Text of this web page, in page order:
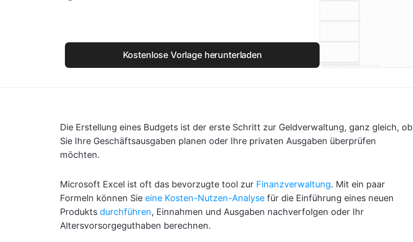
Kostenlose Vorlage herunterladen
Die Erstellung eines Budgets ist der erste Schritt zur Geldverwaltung, ganz gleich, ob
Sie Ihre Geschäftsausgaben planen oder Ihre privaten Ausgaben überprüfen
möchten.
Microsoft Excel ist oft das bevorzugte tool zur Finanzverwaltung. Mit ein paar
Formeln können Sie eine Kosten-Nutzen-Analyse für die Einführung eines neuen
Produkts durchführen, Einnahmen und Ausgaben nachverfolgen oder Ihr
Altersvorsorgeguthaben berechnen.